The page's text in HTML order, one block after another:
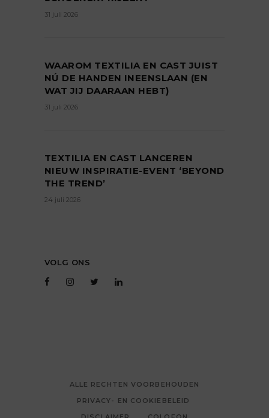
31 juli 2026
WAAROM TEXTILIA EN CAST JUIST
NÚ DE HANDEN INEENSLAAN (EN
WAT JIJ DAARAAN HEBT)
31 juli 2026
TEXTILIA EN CAST LANCEREN
NIEUW INSPIRATIE-EVENT ‘BEYOND
THE TREND’
24 juli 2026
VOLG ONS
ALLE RECHTEN VOORBEHOUDEN
PRIVACY- EN COOKIEBELEID